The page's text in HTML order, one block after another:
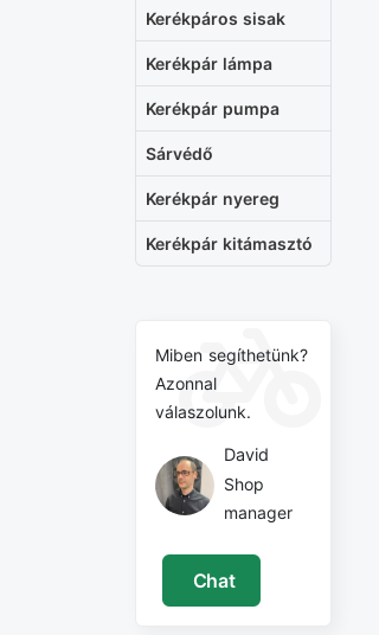
Kerékpáros sisak
Kerékpár lámpa
Kerékpár pumpa
Sárvédő
Kerékpár nyereg
Kerékpár kitámasztó
Miben segíthetünk?
Azonnal
válaszolunk.
David
Shop
manager
Chat